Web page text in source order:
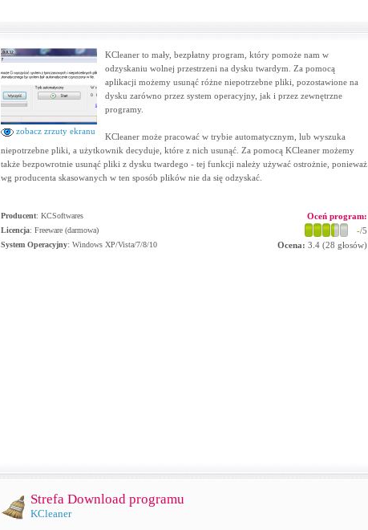
zobacz zrzuty ekranu
KCleaner to mały, bezpłatny program, który pomoże nam w
odzyskaniu wolnej przestrzeni na dysku twardym. Za pomocą
aplikacji możemy usunąć różne niepotrzebne pliki, pozostawione na
dysku zarówno przez system operacyjny, jak i przez zewnętrzne
programy.
KCleaner może pracować w trybie automatycznym, lub wyszuka
niepotrzebne pliki, a użytkownik decyduje, które z nich usunąć. Za pomocą KCleaner możemy
także bezpowrotnie usunąć pliki z dysku twardego - tej funkcji należy używać ostrożnie, ponieważ
wg producenta skasowanych w ten sposób plików nie da się odzyskać.
Producent: KCSoftwares
Licencja: Freeware (darmowa)
System Operacyjny: Windows XP/Vista/7/8/10
Oceń program:
-/5
Ocena: 3.4(28 głosów)
Strefa Download programu
KCleaner